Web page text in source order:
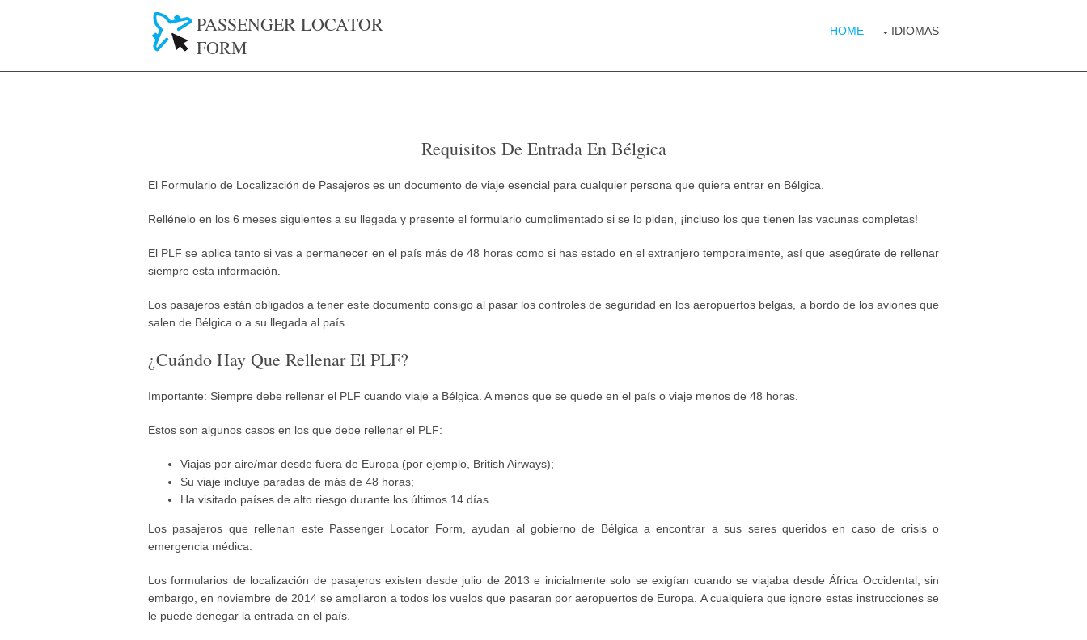
PASSENGER LOCATOR
FORM
HOME IDIOMAS
Requisitos De Entrada En Bélgica
El Formulario de Localización de Pasajeros es un documento de viaje esencial para cualquier persona que quiera entrar en Bélgica.
Rellénelo en los 6 meses siguientes a su llegada y presente el formulario cumplimentado si se lo piden, ¡incluso los que tienen las vacunas completas!
El PLF se aplica tanto si vas a permanecer en el país más de 48 horas como si has estado en el extranjero temporalmente, así que asegúrate de rellenar
siempre esta información.
Los pasajeros están obligados a tener este documento consigo al pasar los controles de seguridad en los aeropuertos belgas, a bordo de los aviones que
salen de Bélgica o a su llegada al país.
¿Cuándo Hay Que Rellenar El PLF?
Importante: Siempre debe rellenar el PLF cuando viaje a Bélgica. A menos que se quede en el país o viaje menos de 48 horas.
Estos son algunos casos en los que debe rellenar el PLF:
Viajas por aire/mar desde fuera de Europa (por ejemplo, British Airways);
Su viaje incluye paradas de más de 48 horas;
Ha visitado países de alto riesgo durante los últimos 14 días.
Los pasajeros que rellenan este Passenger Locator Form, ayudan al gobierno de Bélgica a encontrar a sus seres queridos en caso de crisis o
emergencia médica.
Los formularios de localización de pasajeros existen desde julio de 2013 e inicialmente solo se exigían cuando se viajaba desde África Occidental, sin
embargo, en noviembre de 2014 se ampliaron a todos los vuelos que pasaran por aeropuertos de Europa. A cualquiera que ignore estas instrucciones se
le puede denegar la entrada en el país.